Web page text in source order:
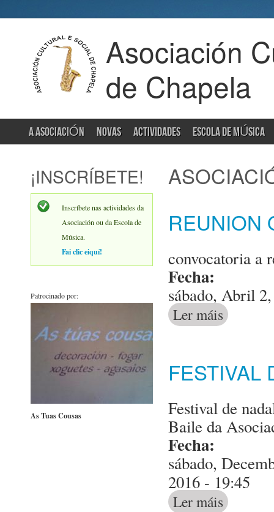
Asociación
de Chapela
A ASOCIACIÓN NOVAS ACTIVIDADES ESCOLA DE MÚSICA
¡INSCRÍBETE!
Inscríbete nas actividades da
Asociación ou da Escola de
Música.
Fai clic eiquí!
Patrocinado por:
As Tuas Cousas
REUNION
convocatoria a
Fecha:
sábado, Abril
Ler máis acerca de
FESTIVAL
Festival de
Baile da
Fecha:
sábado,
2016 - 19:45
Ler máis acerca de